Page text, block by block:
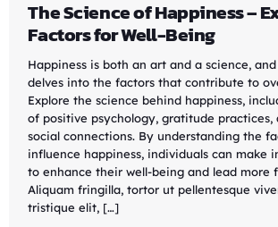
The Science of Happiness –
Factors for Well-Being
Happiness is both an art and a science,
delves into the factors that contribute to
Explore the science behind happiness,
of positive psychology, gratitude practices,
social connections. By understanding the
influence happiness, individuals can make
to enhance their well-being and lead more
Aliquam fringilla, tortor ut pellentesque
tristique elit, […]